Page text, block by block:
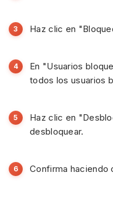
Haz clic en
En "Usuarios
todos los usuarios
Haz clic en
desbloquear.
Confirma haciendo